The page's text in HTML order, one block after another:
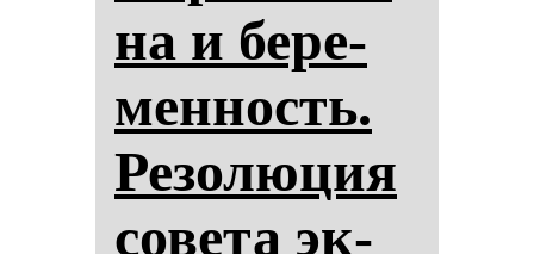
на и бе­ре­
мен­ность.
Ре­зо­лю­ция
со­ве­та эк­